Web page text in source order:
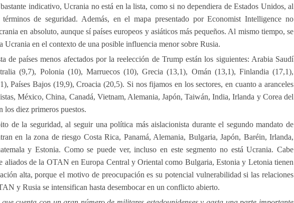
indicativo, Ucrania no está en la lista, como si no dependiera de Estados Unidos, al
términos de seguridad. Además, en el mapa presentado por Economist Intelligence no
en absoluto, aunque sí países europeos y asiáticos más pequeños. Al mismo tiempo, se
Ucrania en el contexto de una posible influencia menor sobre Rusia.
de países menos afectados por la reelección de Trump están los siguientes: Arabia Saudí
(9,7), Polonia (10), Marruecos (10), Grecia (13,1), Omán (13,1), Finlandia (17,1),
Países Bajos (19,9), Croacia (20,5). Si nos fijamos en los sectores, en cuanto a aranceles
México, China, Canadá, Vietnam, Alemania, Japón, Taiwán, India, Irlanda y Corea del
los diez primeros puestos.
de la seguridad, al seguir una política más aislacionista durante el segundo mandato de
en la zona de riesgo Costa Rica, Panamá, Alemania, Bulgaria, Japón, Baréin, Irlanda,
y Estonia. Como se puede ver, incluso en este segmento no está Ucrania. Cabe
aliados de la OTAN en Europa Central y Oriental como Bulgaria, Estonia y Letonia tienen
alta, porque el motivo de preocupación es su potencial vulnerabilidad si las relaciones
y Rusia se intensifican hasta desembocar en un conflicto abierto.